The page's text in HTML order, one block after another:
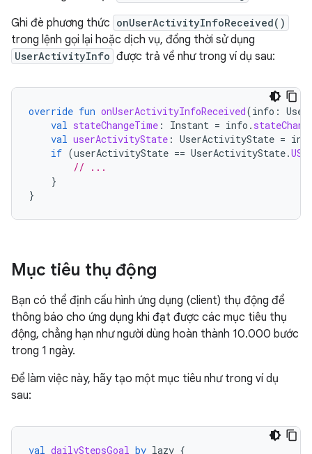
Ghi đè phương thức onUserActivityInfoReceived()
trong lệnh gọi lại hoặc dịch vụ, đồng thời sử dụng
UserActivityInfo được trả về như trong ví dụ sau:
override fun onUserActivityInfoReceived(info :
val stateChangeTime : Instant = info .
val userActivityState : UserActivityState =
if (userActivityState == UserActivityState.
// ...
}
}
Mục tiêu thụ động
Bạn có thể định cấu hình ứng dụng (client) thụ động để
thông báo cho ứng dụng khi đạt được các mục tiêu thụ
động, chẳng hạn như người dùng hoàn thành 10.000 bước
trong 1 ngày.
Để làm việc này, hãy tạo một mục tiêu như trong ví dụ
sau:
val dailyStepsGoal by lazy {